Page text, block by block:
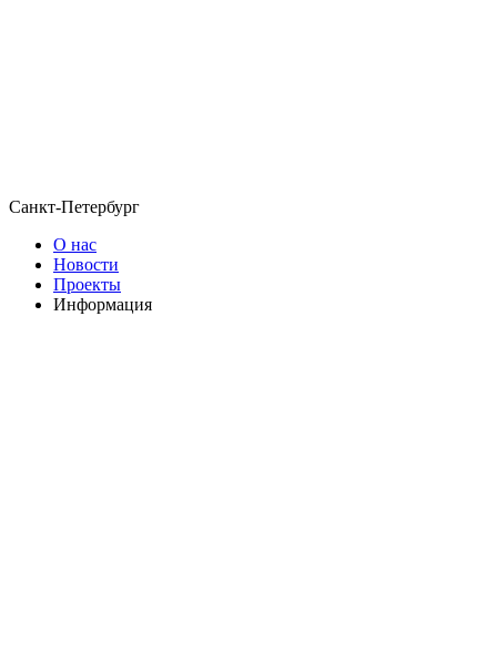
Санкт-Петербург
О нас
Новости
Проекты
Информация